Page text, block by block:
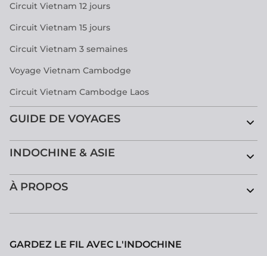
Circuit Vietnam 12 jours
Circuit Vietnam 15 jours
Circuit Vietnam 3 semaines
Voyage Vietnam Cambodge
Circuit Vietnam Cambodge Laos
GUIDE DE VOYAGES
INDOCHINE & ASIE
À PROPOS
GARDEZ LE FIL AVEC L'INDOCHINE